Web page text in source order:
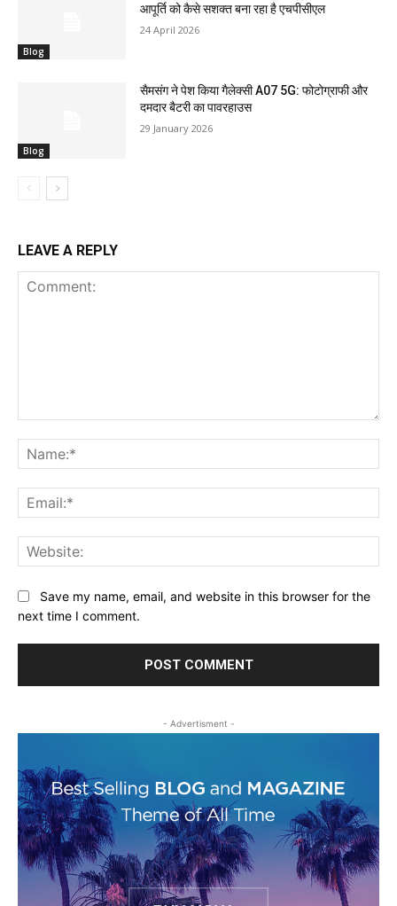
Blog
आपूर्ति को कैसे सशक्त बना रहा है एचपीसीएल
24 April 2026
Blog
सैमसंग ने पेश किया गैलेक्सी A07 5G: फोटोग्राफी और
दमदार बैटरी का पावरहाउस
29 January 2026
LEAVE A REPLY
Save my name, email, and website in this browser for the
next time I comment.
- Advertisment -